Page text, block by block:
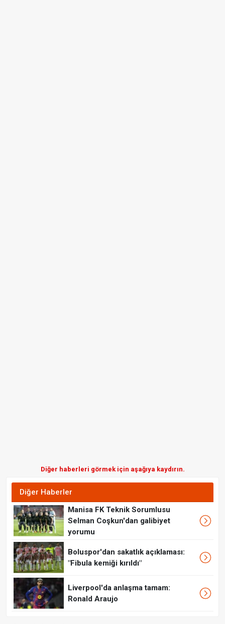
Diğer haberleri görmek için aşağıya kaydırın.
Diğer Haberler
Manisa FK Teknik Sorumlusu
Selman Coşkun'dan galibiyet
yorumu
Boluspor'dan sakatlık açıklaması:
"Fibula kemiği kırıldı"
Liverpool'da anlaşma tamam:
Ronald Araujo